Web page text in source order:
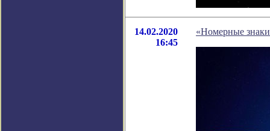
14.02.2020
16:45
«Номерные